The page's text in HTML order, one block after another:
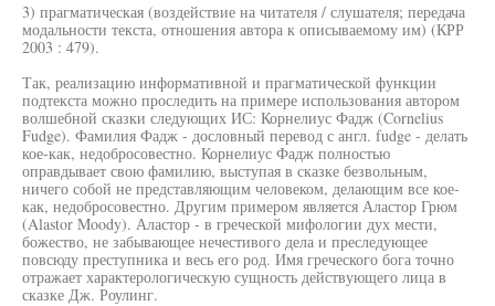
3) прагматическая (воздействие на читателя / слушателя; передача
модальности текста, отношения автора к описываемому им) (КРР
2003 : 479).
Так, реализацию информативной и прагматической функции
подтекста можно проследить на примере использования автором
волшебной сказки следующих ИС: Корнелиус Фадж (Cornelius
Fudge). Фамилия Фадж - дословный перевод с англ. fudge - делать
кое-как, недобросовестно. Корнелиус Фадж полностью
оправдывает свою фамилию, выступая в сказке безвольным,
ничего собой не представляющим человеком, делающим все кое-
как, недобросовестно. Другим примером является Аластор Грюм
(Alastor Moody). Аластор - в греческой мифологии дух мести,
божество, не забывающее нечестивого дела и преследующее
повсюду преступника и весь его род. Имя греческого бога точно
отражает характерологическую сущность действующего лица в
сказке Дж. Роулинг.